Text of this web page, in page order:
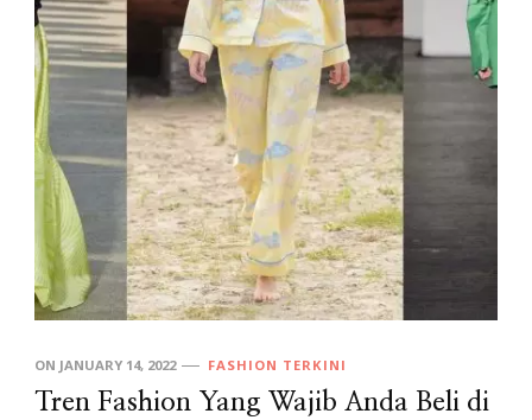
ON JANUARY 14, 2022 FASHION TERKINI
Tren Fashion Yang Wajib Anda Beli di